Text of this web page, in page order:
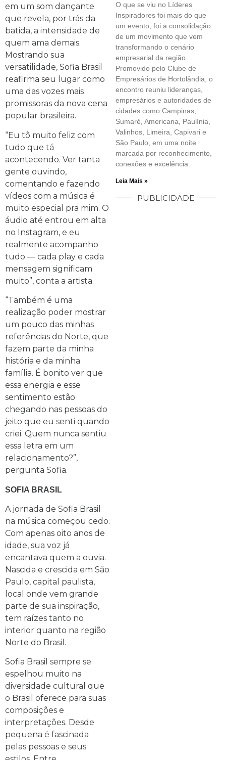
em um som dançante
que revela, por trás da
batida, a intensidade de
quem ama demais.
Mostrando sua
versatilidade, Sofia Brasil
reafirma seu lugar como
uma das vozes mais
promissoras da nova cena
popular brasileira.
“Eu tô muito feliz com
tudo que tá
acontecendo. Ver tanta
gente ouvindo,
comentando e fazendo
vídeos com a música é
muito especial pra mim. O
áudio até entrou em alta
no Instagram, e eu
realmente acompanho
tudo — cada play e cada
mensagem significam
muito”, conta a artista.
“Também é uma
realização poder mostrar
um pouco das minhas
referências do Norte, que
fazem parte da minha
história e da minha
família. É bonito ver que
essa energia e esse
sentimento estão
chegando nas pessoas do
jeito que eu senti quando
criei. Quem nunca sentiu
essa letra em um
relacionamento?”,
pergunta Sofia.
SOFIA BRASIL
A jornada de Sofia Brasil
na música começou cedo.
Com apenas oito anos de
idade, sua voz já
encantava quem a ouvia.
Nascida e crescida em São
Paulo, capital paulista,
local onde vem grande
parte de sua inspiração,
tem raízes tanto no
interior quanto na região
Norte do Brasil.
Sofia Brasil sempre se
espelhou muito na
diversidade cultural que
o Brasil oferece para suas
composições e
interpretações. Desde
pequena é fascinada
pelas pessoas e seus
O que se viu no Líderes
Inspiradores foi mais do que
um evento, foi a consolidação
de um movimento que vem
transformando o cenário
empresarial da região.
Promovido pelo Clube de
Empresários de Hortolândia, o
encontro reuniu lideranças,
empresários e autoridades de
cidades como Campinas,
Sumaré, Americana, Paulínia,
Valinhos, Limeira, Capivari e
São Paulo, em uma noite
marcada por reconhecimento,
conexões e excelência.
Leia Mais »
PUBLICIDADE